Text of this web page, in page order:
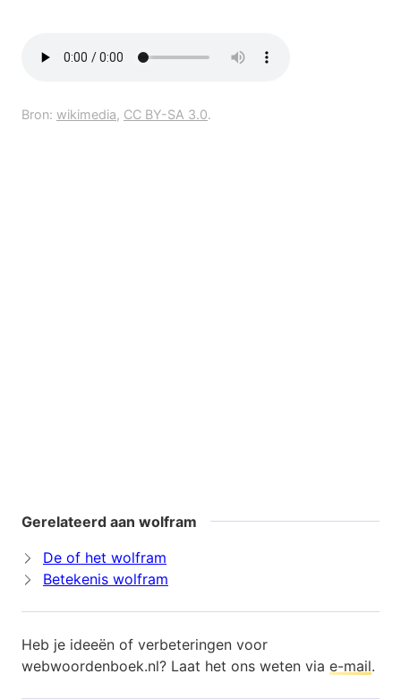
Bron: wikimedia, CC BY-SA 3.0.
Gerelateerd aan wolfram
De of het wolfram
Betekenis wolfram
Heb je ideeën of verbeteringen voor
webwoordenboek.nl? Laat het ons weten via e-mail.